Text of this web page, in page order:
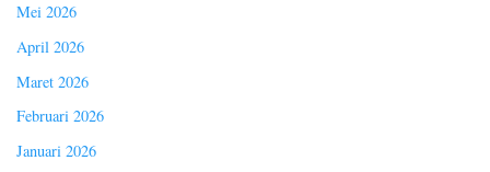
Mei 2026
April 2026
Maret 2026
Februari 2026
Januari 2026